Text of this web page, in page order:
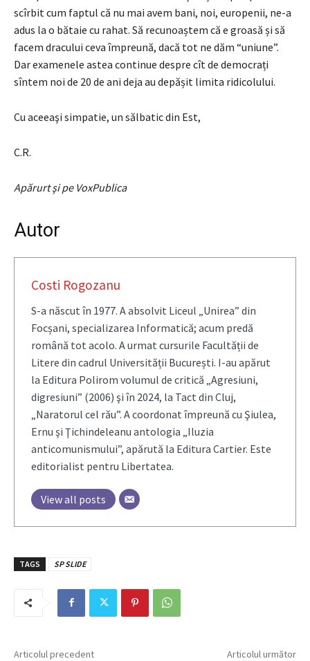
scîrbit cum faptul că nu mai avem bani, noi, europenii, ne-a
adus la o bătaie cu rahat. Să recunoaștem că e groasă și să
facem dracului ceva împreună, dacă tot ne dăm “uniune”.
Dar examenele astea continue despre cît de democrați
sîntem noi de 20 de ani deja au depășit limita ridicolului.
Cu aceeaşi simpatie, un sălbatic din Est,
C.R.
Apărurt şi pe VoxPublica
Autor
Costi Rogozanu
S-a născut în 1977. A absolvit Liceul „Unirea” din
Focșani, specializarea Informatică; acum predă
română tot acolo. A urmat cursurile Facultății de
Litere din cadrul Universității București. I-au apărut
la Editura Polirom volumul de critică „Agresiuni,
digresiuni” (2006) şi în 2024, la Tact din Cluj,
„Naratorul cel rău”. A coordonat împreună cu Şiulea,
Ernu şi Ţichindeleanu antologia „Iluzia
anticomunismului”, apărută la Editura Cartier. Este
editorialist pentru Libertatea.
View all posts
TAGS SP SLIDE
Articolul precedent Articolul următor